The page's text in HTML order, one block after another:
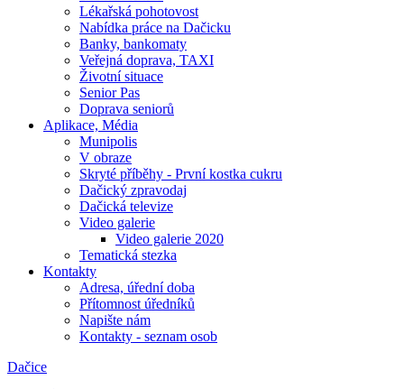
Lékařská pohotovost
Nabídka práce na Dačicku
Banky, bankomaty
Veřejná doprava, TAXI
Životní situace
Senior Pas
Doprava seniorů
Aplikace, Média
Munipolis
V obraze
Skryté příběhy - První kostka cukru
Dačický zpravodaj
Dačická televize
Video galerie
Video galerie 2020
Tematická stezka
Kontakty
Adresa, úřední doba
Přítomnost úředníků
Napište nám
Kontakty - seznam osob
Dačice